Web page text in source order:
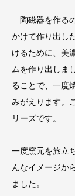
陶磁器を作る
かけて作り出し
けるために、美
ムを作り出しま
ることで、一度
みがえります。
リーズです。
一度窯元を旅立
んなイメージか
ました。